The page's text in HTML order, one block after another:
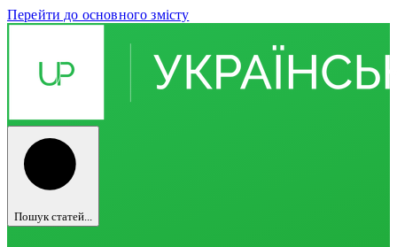
Перейти до основного змісту
Пошук статей...